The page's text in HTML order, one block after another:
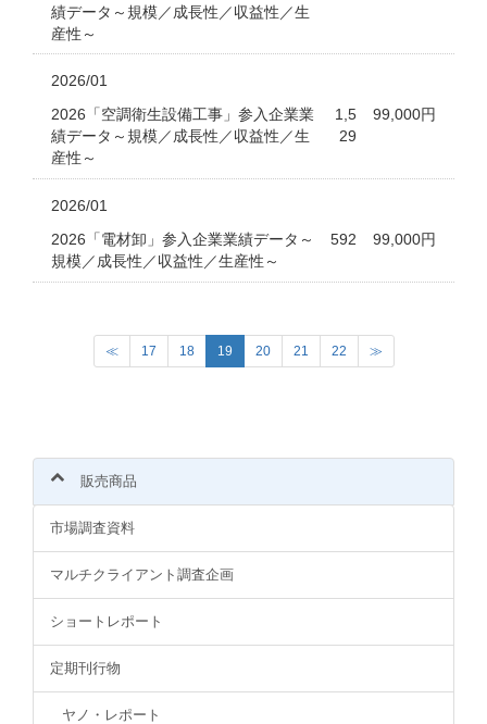
績データ～規模／成長性／収益性／生
産性～
2026/01
2026「空調衛生設備工事」参入企業業
績データ～規模／成長性／収益性／生
産性～
1,5
29
99,000円
2026/01
2026「電材卸」参入企業業績データ～
規模／成長性／収益性／生産性～
592 99,000円
≪ 17 18 19(
c
)
20 21 22 ≫
販売商品
市場調査資料
マルチクライアント調査企画
ショートレポート
定期刊行物
ヤノ・レポート